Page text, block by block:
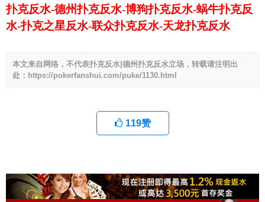
扑克反水-德州扑克反水-博狗扑克反水-蜗牛扑克反
水-扑克之星反水-联众扑克反水-天龙扑克反水
本文来自网络，不代表扑克反水|德州扑克反水立场，转载请注明出
处：https://pokerfanshui.com/puke/1130.html
119赞